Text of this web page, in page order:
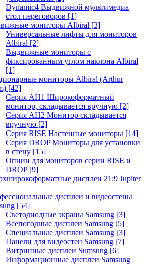
Dynamic4 Выдвижной мультимедиа
стол переговоров [1]
мониторы Albiral [3]
Универсальные лифты для мониторов
Albiral [2]
Выдвижные мониторы с
фиксированным углом наклона Albiral
[1]
мониторы Albiral (Arthur
[42]
Серия AH1 Широкоформатный
монитор, складывается вручную [2]
Серия AH2 Монитор складывается
вручную [2]
Серия RISE Настенные мониторы [14]
Серия DROP Мониторы для установки
в стену [15]
Опции для мониторов серии RISE и
DROP [9]
дисплеи 21:9 Jupiter
дисплеи и видеостены
[54]
Светодиодные экраны Samsung [3]
Всепогодные дисплеи Samsung [5]
Специальные дисплеи Samsung [3]
Панели для видеостен Samsung [7]
Витринные дисплеи Sumsung [6]
Информационные дисплеи Samsung